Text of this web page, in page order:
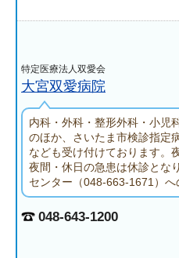
特定医療法人双愛会
大宮双愛病院
内科・外科・整形外科・小児
のほか、さいたま市検診指定
なども受け付けております。
夜間・休日の急患は休診とな
センター（048-663-1671）へ
048-643-1200